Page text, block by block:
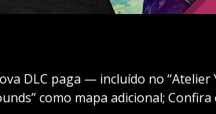
DLC paga — incluído no
como mapa adicional;